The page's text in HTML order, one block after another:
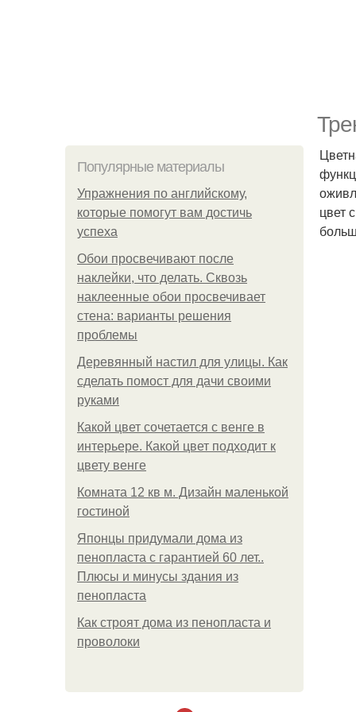
Популярные материалы
Упражнения по английскому,
которые помогут вам достичь
успеха
Обои просвечивают после
наклейки, что делать. Сквозь
наклеенные обои просвечивает
стена: варианты решения
проблемы
Деревянный настил для улицы. Как
сделать помост для дачи своими
руками
Какой цвет сочетается с венге в
интерьере. Какой цвет подходит к
цвету венге
Комната 12 кв м. Дизайн маленькой
гостиной
Японцы придумали дома из
пенопласта с гарантией 60 лет..
Плюсы и минусы здания из
пенопласта
Как строят дома из пенопласта и
проволоки
цвет